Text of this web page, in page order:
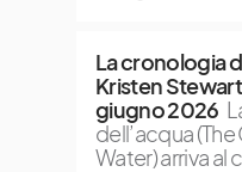
La cronologia
Kristen Stewart
giugno 2026
dell’acqua
Water) arriva al